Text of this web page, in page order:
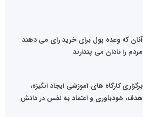
آنان که وعده پول برای خرید رای می دهند
مردم را نادان می پندارند
برگزاری کارگاه های آموزشی ایجاد انگیزه،
هدف، خودباوری و اعتماد به نفس در دانش...